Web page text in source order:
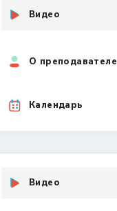
Видео
О преподавателе
Календарь
Видео